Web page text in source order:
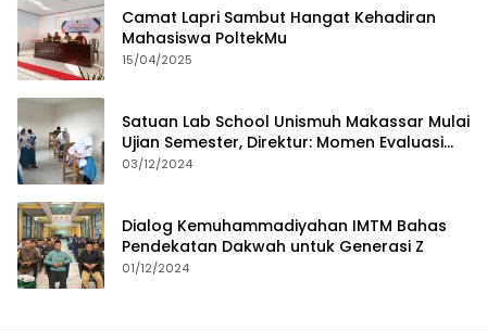
Camat Lapri Sambut Hangat Kehadiran
Mahasiswa PoltekMu
15/04/2025
Satuan Lab School Unismuh Makassar Mulai
Ujian Semester, Direktur: Momen Evaluasi
Proses Pembelajaran
03/12/2024
Dialog Kemuhammadiyahan IMTM Bahas
Pendekatan Dakwah untuk Generasi Z
01/12/2024